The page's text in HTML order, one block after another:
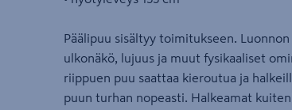
Päälipuu sisältyy toimitukseen.
ulkonäkö, lujuus ja muut fysikaaliset
riippuen puu saattaa kieroutua ja
puun turhan nopeasti. Halkeamat